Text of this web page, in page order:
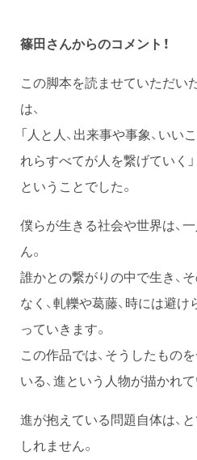
篠田さんからのコメント！​​
この脚本を読ませていただい
は、
「人と人、出来事や事象、いい
れらすべてが人を繋げていく」
ということでした。
僕らが生きる社会や世界は、
ん。
誰かとの繋がりの中で生き、
なく、軋轢や葛藤、時には避
っていきます。
この作品では、そうしたもの
いる、進という人物が描かれて
進が抱えている問題自体は、
しれません。